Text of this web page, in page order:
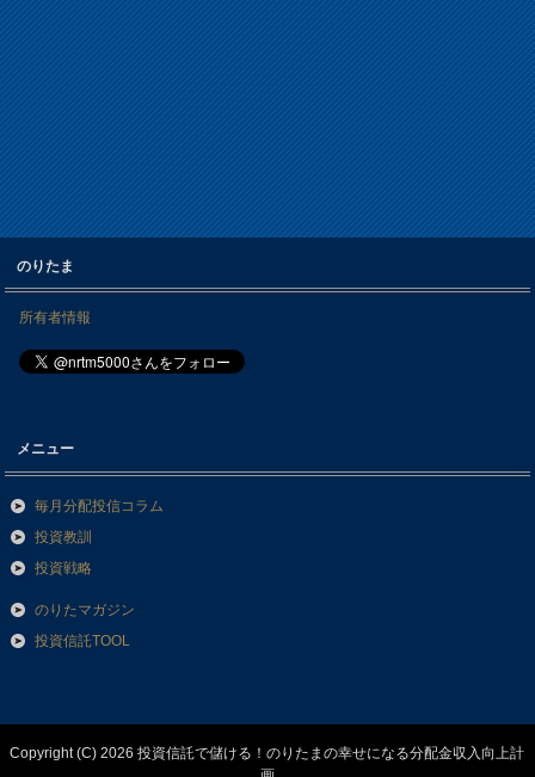
のりたま
所有者情報
メニュー
毎月分配投信コラム
投資教訓
投資戦略
のりたマガジン
投資信託TOOL
Copyright (C) 2026 投資信託で儲ける！のりたまの幸せになる分配金収入向上計